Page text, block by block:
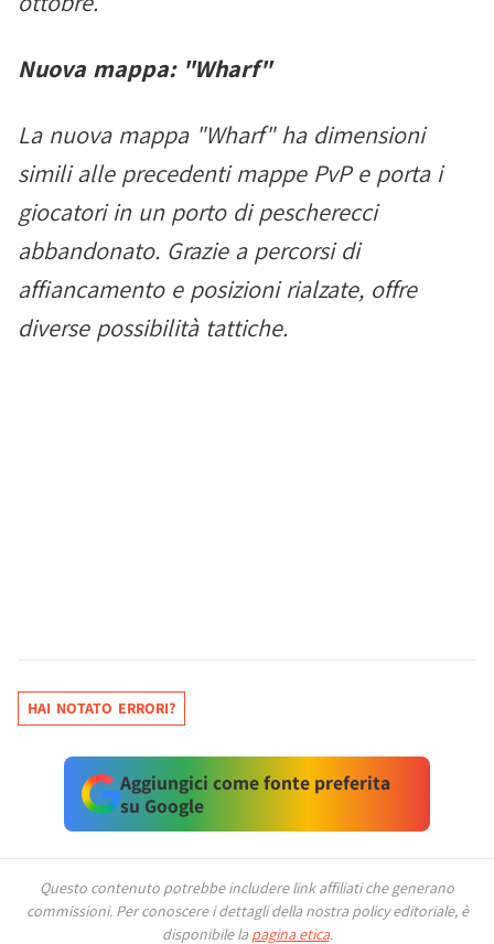
Nuova mappa: "Wharf"
La nuova mappa "Wharf" ha dimensioni
simili alle precedenti mappe PvP e porta i
giocatori in un porto di pescherecci
abbandonato. Grazie a percorsi di
affiancamento e posizioni rialzate, offre
diverse possibilità tattiche.
HAI NOTATO ERRORI?
Aggiungici come fonte preferita
su Google
Questo contenuto potrebbe includere link affiliati che generano
commissioni. Per conoscere i dettagli della nostra policy editoriale, è
disponibile la pagina etica.